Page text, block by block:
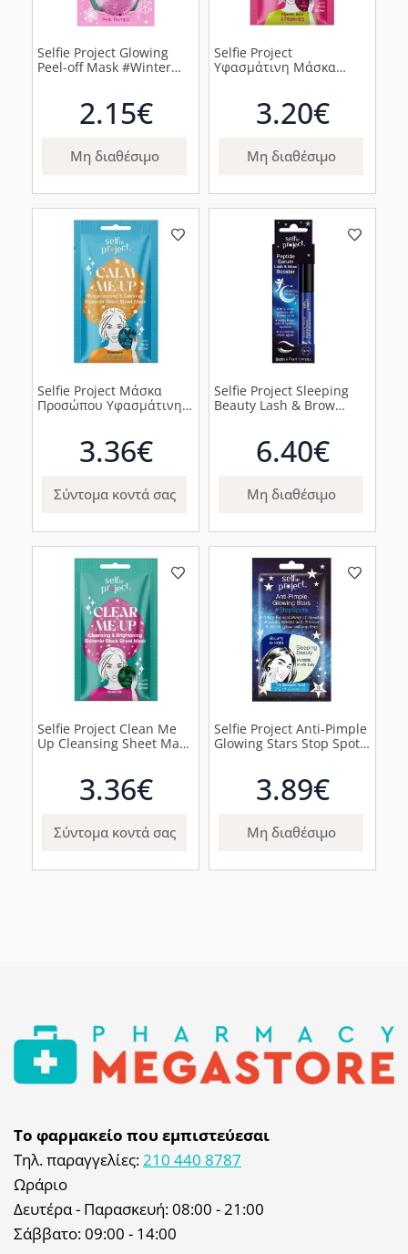
Selfie Project Glowing
Peel-off Mask #Winter
2.15€
Μη διαθέσιμο
Selfie Project
Υφασμάτινη Μάσκα
3.20€
Μη διαθέσιμο
Selfie Project Μάσκα
Προσώπου Υφασμάτινη
3.36€
Σύντομα κοντά σας
Selfie Project Sleeping
Beauty Lash & Brow
6.40€
Μη διαθέσιμο
Selfie Project Clean Me
Up Cleansing Sheet Mask
3.36€
Σύντομα κοντά σας
Selfie Project Anti-Pimple
Glowing Stars Stop Spots
3.89€
Μη διαθέσιμο
Το φαρμακείο που εμπιστεύεσαι
Τηλ. παραγγελίες:210 440 8787
Ωράριο
Δευτέρα - Παρασκευή: 08:00 - 21:00
Σάββατο: 09:00 - 14:00